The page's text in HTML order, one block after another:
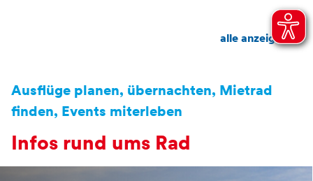
alle anzeigen
Verweis: DüsseldorfCard Bike
Container
Ausflüge planen, übernachten, Mietrad
finden, Events miterleben
Infos rund ums Rad